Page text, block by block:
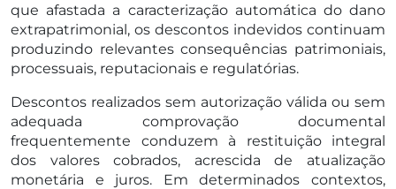
que afastada a caracterização automática do dano
extrapatrimonial, os descontos indevidos continuam
produzindo relevantes consequências patrimoniais,
processuais, reputacionais e regulatórias.
Descontos realizados sem autorização válida ou sem
adequada comprovação documental
frequentemente conduzem à restituição integral
dos valores cobrados, acrescida de atualização
monetária e juros. Em determinados contextos,